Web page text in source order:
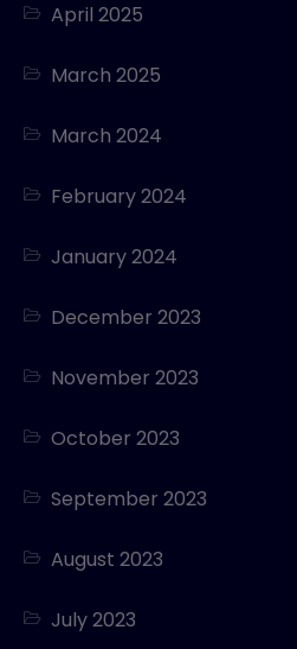
April 2025
March 2025
March 2024
February 2024
January 2024
December 2023
November 2023
October 2023
September 2023
August 2023
July 2023